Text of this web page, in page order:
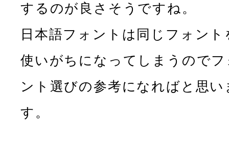
するのが良さそうですね。
日本語フォントは同じフォント
使いがちになってしまうのでフ
ント選びの参考になればと思い
す。